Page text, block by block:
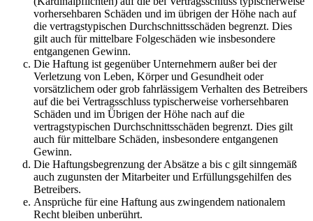
vorhersehbaren Schäden und im übrigen der Höhe nach auf
die vertragstypischen Durchschnittsschäden begrenzt. Dies
gilt auch für mittelbare Folgeschäden wie insbesondere
entgangenen Gewinn.
Die Haftung ist gegenüber Unternehmern außer bei der
Verletzung von Leben, Körper und Gesundheit oder
vorsätzlichem oder grob fahrlässigem Verhalten des Betreibers
auf die bei Vertragsschluss typischerweise vorhersehbaren
Schäden und im Übrigen der Höhe nach auf die
vertragstypischen Durchschnittsschäden begrenzt. Dies gilt
auch für mittelbare Schäden, insbesondere entgangenen
Gewinn.
Die Haftungsbegrenzung der Absätze a bis c gilt sinngemäß
auch zugunsten der Mitarbeiter und Erfüllungsgehilfen des
Betreibers.
Ansprüche für eine Haftung aus zwingendem nationalem
Recht bleiben unberührt.